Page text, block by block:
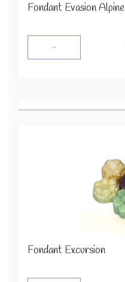
Fondant Evasion Alpine
-
Fondant Excursion